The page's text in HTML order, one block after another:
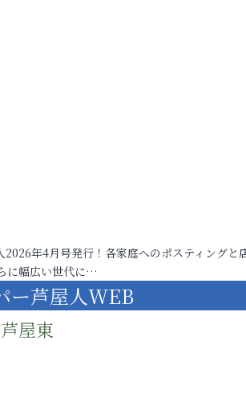
2026年4月号発行！各家庭へのポスティングと
に幅広い世代に…
ー芦屋人WEB
屋東